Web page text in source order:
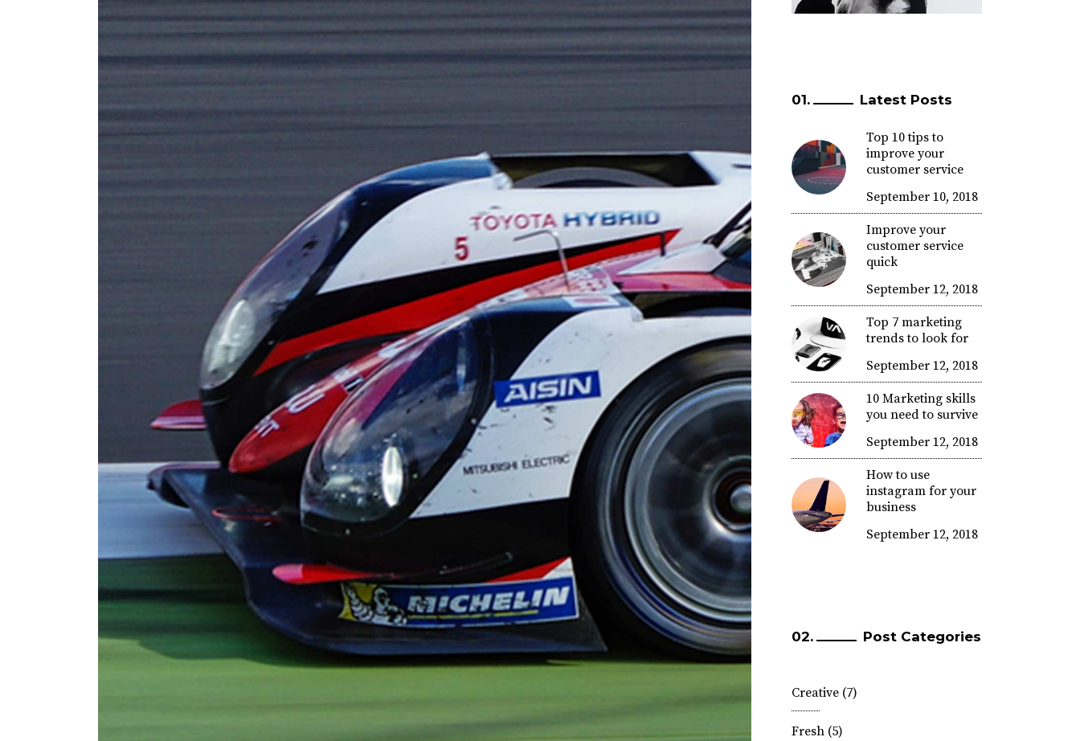
Latest Posts
Top 10 tips to
improve your
customer service
September 10, 2018
Improve your
customer service
quick
September 12, 2018
Top 7 marketing
trends to look for
September 12, 2018
10 Marketing skills
you need to survive
September 12, 2018
How to use
instagram for your
business
September 12, 2018
Post Categories
Creative(7)
Fresh(5)